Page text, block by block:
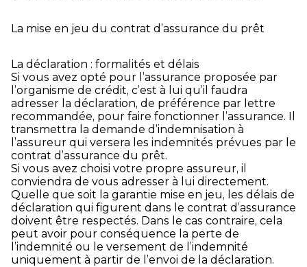
La mise en jeu du contrat d’assurance du prêt
La déclaration : formalités et délais
Si vous avez opté pour l’assurance proposée par
l’organisme de crédit, c’est à lui qu’il faudra
adresser la déclaration, de préférence par lettre
recommandée, pour faire fonctionner l’assurance. Il
transmettra la demande d’indemnisation à
l’assureur qui versera les indemnités prévues par le
contrat d’assurance du prêt.
Si vous avez choisi votre propre assureur, il
conviendra de vous adresser à lui directement.
Quelle que soit la garantie mise en jeu, les délais de
déclaration qui figurent dans le contrat d’assurance
doivent être respectés. Dans le cas contraire, cela
peut avoir pour conséquence la perte de
l’indemnité ou le versement de l’indemnité
uniquement à partir de l’envoi de la déclaration.